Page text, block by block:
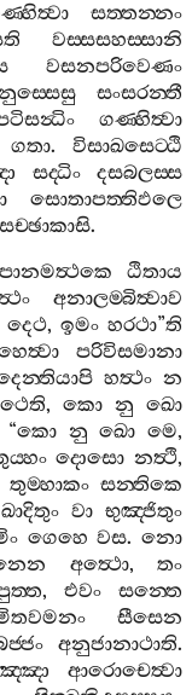
සත‍්තන‍්නං
වස‍්සසහස‍්සානි
වසනපරිවෙණං
සංසරන‍්තී
ගණ‍්හිත්‍වා
ගතා. විසාඛසෙට‍්ඨි
සද‍්ධිං
දසබලස‍්ස
සොතාපත‍්තිඵලෙ
සච‍්ඡාකාසි.
ඨිතාය
අනාලම‍්බිත්‍වාව
දෙථ, ඉමං හරථා”ති
පරිවිසමානා
හත්‍ථං න
, කො නු ඛො
කො නු ඛො මෙ,
දොසො නත්‍ථි,
තුම‍්හාකං සන‍්තිකෙ
ඛාදිතුං වා භුඤ‍්ජිතුං
ගෙහෙ වස. නො
අත්‍ථො, තං
, එවං
සන‍්තෙ
සීසෙන
අනුජානාථාති.
ආරොචෙත්‍වා